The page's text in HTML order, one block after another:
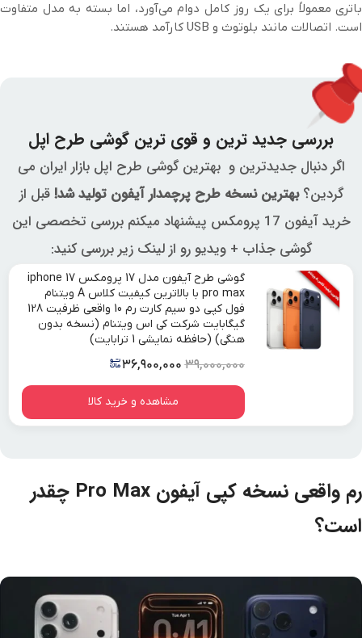
باتری معمولاً برای یک روز کامل دوام می‌آورد، اما بسته به مدل متفاوت
است. اتصالات مانند بلوتوث و USB کارآمد هستند.
بررسی جدید ترین و قوی ترین گوشی طرح اپل
اگر دنبال جدیدترین و بهترین گوشی طرح اپل بازار ایران می
گردین؟بهترین نسخه طرح پرچمدار آیفون تولید شد!قبل از
خرید آیفون 17 پرومکس پیشنهاد میکنم بررسی تخصصی این
گوشی جذاب + ویدیو رو از لینک زیر بررسی کنید:
گوشی طرح آیفون مدل 17 پرومکس iphone 17
pro max با بالاترین کیفیت کلاس A ویتنام
فول کپی دو سیم کارت رم 10 واقعی ظرفیت 128
گیگابایت شرکت کی اس ویتنام (نسخه بدون
هنگی) (حافظه نمایشی 1 ترابایت)
۳۹,۰۰۰,۰۰۰ ۳۶,۹۰۰,۰۰۰
مشاهده و خرید کالا
رم واقعی نسخه کپی آیفون Pro Max چقدر
است؟